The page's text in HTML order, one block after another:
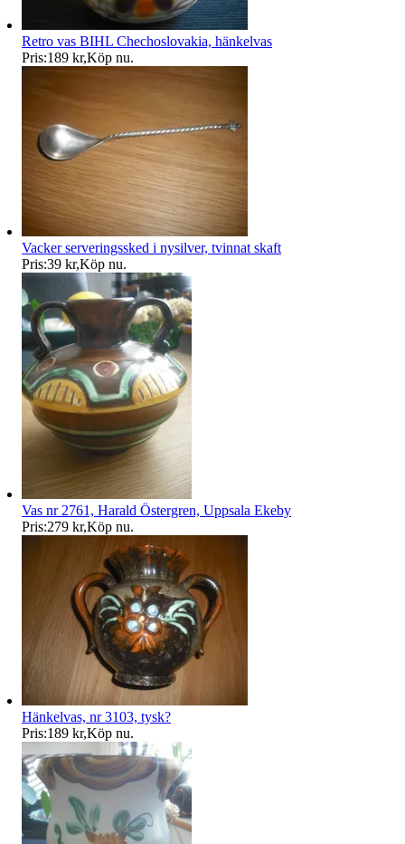
Retro vas BIHL Chechoslovakia, hänkelvas
Pris:189 kr,Köp nu.
Vacker serveringssked i nysilver, tvinnat skaft
Pris:39 kr,Köp nu.
Vas nr 2761, Harald Östergren, Uppsala Ekeby
Pris:279 kr,Köp nu.
Hänkelvas, nr 3103, tysk?
Pris:189 kr,Köp nu.